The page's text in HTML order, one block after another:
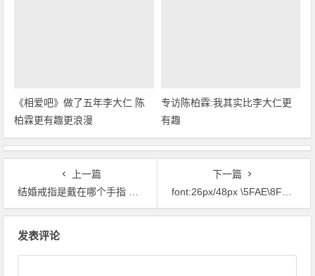
《相爱吧》做了五年李大仁 陈
柏霖更有趣更浪漫
专访陈柏霖:我其实比李大仁更
有趣
上一篇
结婚戒指是戴在哪个手指 女性应该戴哪个手指上呢?
下一篇
font:26px/48px \5FAE\8F6F\96C5\9ED1 \5FAE\8F6F\96C5\9ED1
发表评论